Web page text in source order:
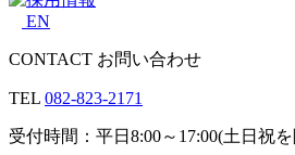
EN
CONTACT お問い合わせ
TEL 082-823-2171
受付時間：平日8:00～17:00(土日祝